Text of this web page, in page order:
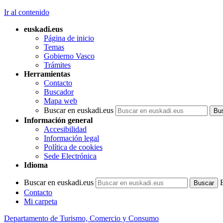
Ir al contenido
euskadi.eus
Página de inicio
Temas
Gobierno Vasco
Trámites
Herramientas
Contacto
Buscador
Mapa web
Buscar en euskadi.eus
Información general
Accesibilidad
Información legal
Política de cookies
Sede Electrónica
Idioma
Buscar en euskadi.eus
Contacto
Mi carpeta
Departamento de Turismo, Comercio y Consumo